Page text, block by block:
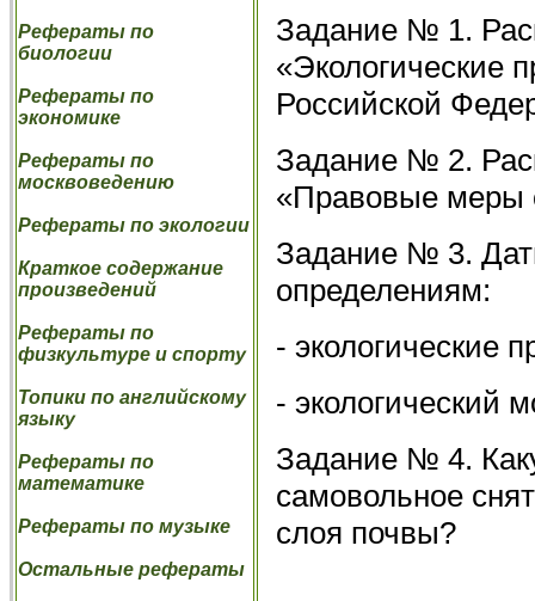
Рефераты по
биологии
Рефераты по
экономике
Рефераты по
москвоведению
Рефераты по экологии
Краткое содержание
произведений
Рефераты по
физкультуре и спорту
Топики по английскому
языку
Рефераты по
математике
Рефераты по музыке
Остальные рефераты
Задание № 1.
«Экологические
Российской
Задание № 2.
«Правовые меры
Задание № 3.
определениям:
- экологические
- экологический
Задание № 4.
самовольное
слоя почвы?